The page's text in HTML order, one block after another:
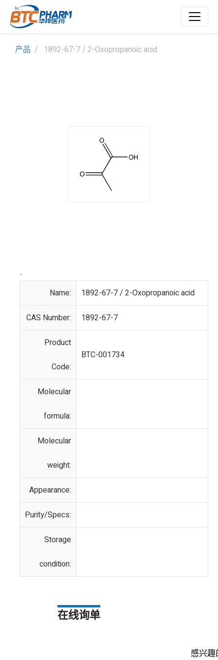
产品 1892-67-7 / 2-Oxopropanoic acid
-
Name:
1892-67-7 / 2-Oxopropanoic acid
CAS Number: 1892-67-7
Product
Code:
BTC-001734
Molecular
formula:
Molecular
weight:
Appearance:
Purity/Specs:
Storage
condition:
在线询单
感兴